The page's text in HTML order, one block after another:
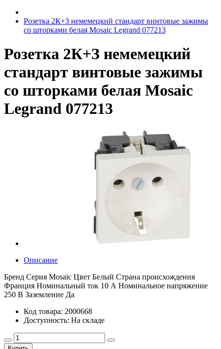
Розетка 2К+З немемецкий стандарт винтовые зажимы
со шторками белая Mosaic Legrand 077213
Розетка 2К+З немемецкий
стандарт винтовые зажимы
со шторками белая Mosaic
Legrand 077213
Описание
Бренд Серия Mosaic Цвет Белый Страна происхождения
Франция Номинальный ток 10 А Номинальное напряжение
250 В Заземление Да
Код товара: 2000668
Доступность: На складе